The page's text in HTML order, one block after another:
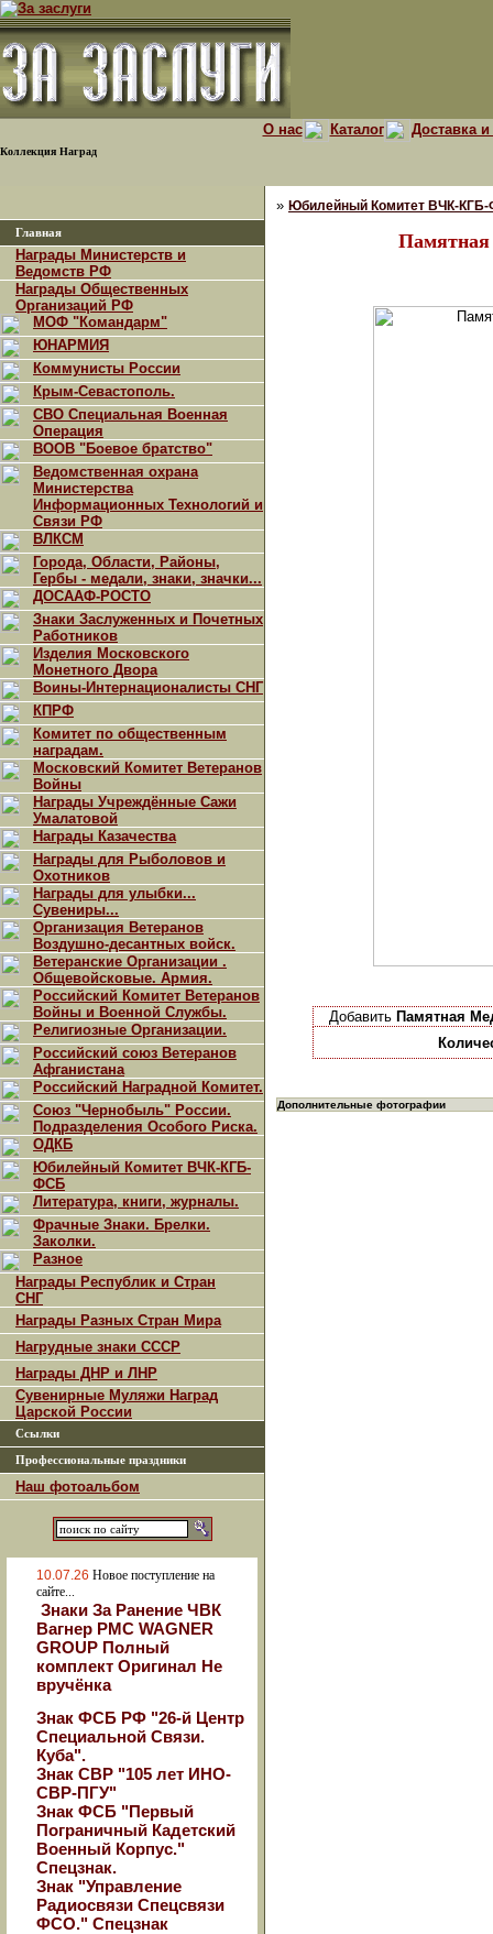
Коллекция Наград
О нас Каталог Доставка и
Главная
Награды Министерств и
Ведомств РФ
Награды Общественных
Организаций РФ
МОФ "Командарм"
ЮНАРМИЯ
Коммунисты России
Крым-Севастополь.
СВО Специальная Военная
Операция
ВООВ "Боевое братство"
Ведомственная охрана
Министерства
Информационных Технологий и
Связи РФ
ВЛКСМ
Города, Области, Районы,
Гербы - медали, знаки, значки...
ДОСААФ-РОСТО
Знаки Заслуженных и Почетных
Работников
Изделия Московского
Монетного Двора
Воины-Интернационалисты СНГ
КПРФ
Комитет по общественным
наградам.
Московский Комитет Ветеранов
Войны
Награды Учреждённые Сажи
Умалатовой
Награды Казачества
Награды для Рыболовов и
Охотников
Награды для улыбки...
Сувениры...
Организация Ветеранов
Воздушно-десантных войск.
Ветеранские Организации .
Общевойсковые. Армия.
Российский Комитет Ветеранов
Войны и Военной Службы.
Религиозные Организации.
Российский союз Ветеранов
Афганистана
Российский Наградной Комитет.
Союз "Чернобыль" России.
Подразделения Особого Риска.
ОДКБ
Юбилейный Комитет ВЧК-КГБ-
ФСБ
Литература, книги, журналы.
Фрачные Знаки. Брелки.
Заколки.
Разное
Награды Республик и Стран
СНГ
Награды Разных Стран Мира
Нагрудные знаки СССР
Награды ДНР и ЛНР
Сувенирные Муляжи Наград
Царской России
Ссылки
Профессиональные праздники
Наш фотоальбом
10.07.26 Новое поступление на
сайте...
Знаки За Ранение ЧВК
Вагнер РМС WAGNER
GROUP Полный
комплект Оригинал Не
вручёнка
Знак ФСБ РФ "26-й Центр
Специальной Связи.
Куба".
Знак СВР "105 лет ИНО-
СВР-ПГУ"
Знак ФСБ "Первый
Пограничный Кадетский
Военный Корпус."
Спецзнак.
Знак "Управление
Радиосвязи Спецсвязи
ФСО." Спецзнак
» Юбилейный Комитет ВЧК-
Добавить Памятная
Дополнительные фотографии